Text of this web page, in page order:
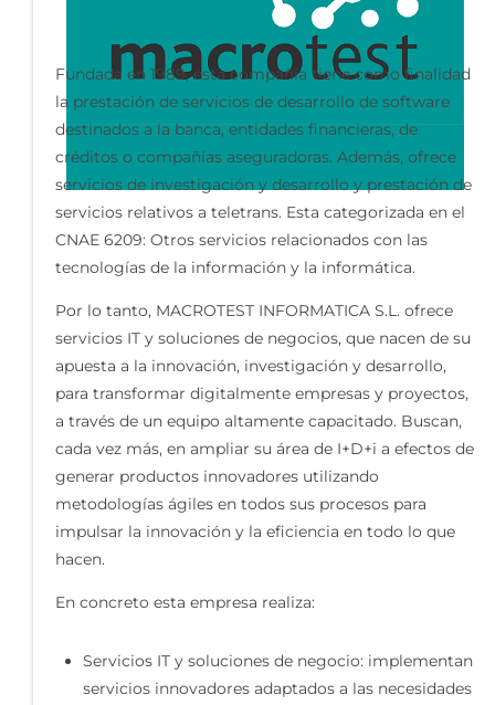
Fundada en 1989, esta compañía tiene como finalidad
la prestación de servicios de desarrollo de software
destinados a la banca, entidades financieras, de
créditos o compañías aseguradoras. Además, ofrece
servicios de investigación y desarrollo y prestación de
servicios relativos a teletrans. Esta categorizada en el
CNAE 6209: Otros servicios relacionados con las
tecnologías de la información y la informática.
Por lo tanto, MACROTEST INFORMATICA S.L. ofrece
servicios IT y soluciones de negocios, que nacen de su
apuesta a la innovación, investigación y desarrollo,
para transformar digitalmente empresas y proyectos,
a través de un equipo altamente capacitado. Buscan,
cada vez más, en ampliar su área de I+D+i a efectos de
generar productos innovadores utilizando
metodologías ágiles en todos sus procesos para
impulsar la innovación y la eficiencia en todo lo que
hacen.
En concreto esta empresa realiza:
Servicios IT y soluciones de negocio: implementan
servicios innovadores adaptados a las necesidades